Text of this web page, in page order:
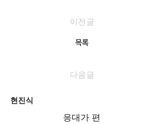
이전글
목록
다음글
현진식
응대가 편